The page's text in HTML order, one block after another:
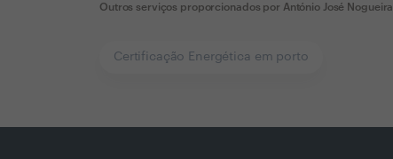
Outros serviços proporcionados por António José Nogueira
Certificação Energética em porto